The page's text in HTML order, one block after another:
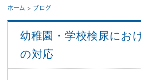
ホーム > ブログ
幼稚園・学校検尿にお
の対応